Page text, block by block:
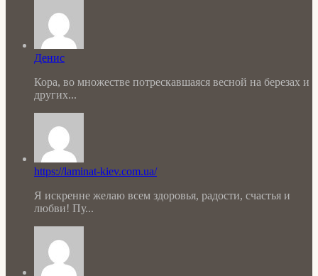
Денис
Кора, во множестве потрескавшаяся весной на березах и
других...
https://laminat-kiev.com.ua/
Я искренне желаю всем здоровья, радости, счастья и
любви! Пу...